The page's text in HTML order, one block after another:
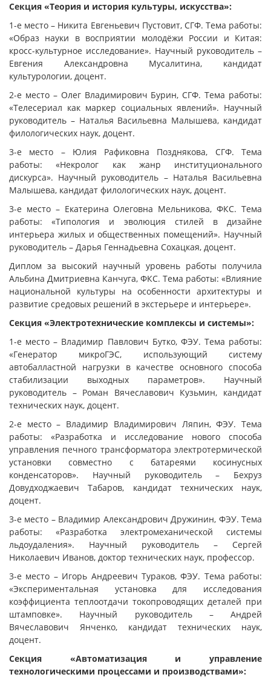
Секция «Теория и история культуры, искусства»:
1-е место – Никита Евгеньевич Пустовит, СГФ. Тема работы:
«Образ науки в восприятии молодёжи России и Китая:
кросс-культурное исследование». Научный руководитель –
Евгения Александровна Мусалитина, кандидат
культурологии, доцент.
2-е место – Олег Владимирович Бурин, СГФ. Тема работы:
«Телесериал как маркер социальных явлений». Научный
руководитель – Наталья Васильевна Малышева, кандидат
филологических наук, доцент.
3-е место – Юлия Рафиковна Позднякова, СГФ. Тема
работы: «Некролог как жанр институционального
дискурса». Научный руководитель – Наталья Васильевна
Малышева, кандидат филологических наук, доцент.
3-е место – Екатерина Олеговна Мельникова, ФКС. Тема
работы: «Типология и эволюция стилей в дизайне
интерьера жилых и общественных помещений». Научный
руководитель – Дарья Геннадьевна Сохацкая, доцент.
Диплом за высокий научный уровень работы получила
Альбина Дмитриевна Канчуга, ФКС. Тема работы: «Влияние
национальной культуры на особенности архитектуры и
развитие средовых решений в экстерьере и интерьере».
Секция «Электротехнические комплексы и системы»:
1-е место – Владимир Павлович Бутко, ФЭУ. Тема работы:
«Генератор микроГЭС, использующий систему
автобалластной нагрузки в качестве основного способа
стабилизации выходных параметров». Научный
руководитель – Роман Вячеславович Кузьмин, кандидат
технических наук, доцент.
2-е место – Владимир Владимирович Ляпин, ФЭУ. Тема
работы: «Разработка и исследование нового способа
управления печного трансформатора электротермической
установки совместно с батареями косинусных
конденсаторов». Научный руководитель – Бехруз
Довудходжаевич Табаров, кандидат технических наук,
доцент.
3-е место – Владимир Александрович Дружинин, ФЭУ. Тема
работы: «Разработка электромеханической системы
льдоудаления». Научный руководитель – Сергей
Николаевич Иванов, доктор технических наук, профессор.
3-е место – Игорь Андреевич Тураков, ФЭУ. Тема работы:
«Экспериментальная установка для исследования
коэффициента теплоотдачи токопроводящих деталей при
штамповке». Научный руководитель – Андрей
Вячеславович Янченко, кандидат технических наук,
доцент.
Секция «Автоматизация и управление
технологическими процессами и производствами»: